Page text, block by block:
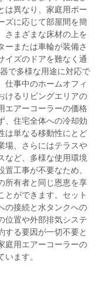
は異なり、家庭用ポー
ズに応じて部屋間を簡
さまざまな床材の上を
ーまたは車輪が装備さ
イズのドアを難なく通
で多様な用途に対応で
仕事中のホームオフィ
けるリビングエリアの
エアーコーラーの価格
、住宅全体への冷却効
は単なる移動性にとど
場、さらにはテラスや
など、多様な使用環境
工事が不要なため、
所有者と同じ恩恵を享
とができます。セット
の接続と水タンクへの
位置や外部排気システ
する要因が一切不要と
庭用エアーコーラーの
ます。